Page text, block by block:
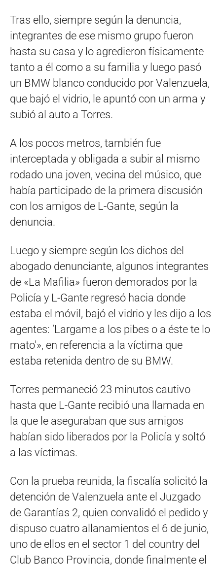
Tras ello, siempre según la denuncia,
integrantes de ese mismo grupo fueron
hasta su casa y lo agredieron físicamente
tanto a él como a su familia y luego pasó
un BMW blanco conducido por Valenzuela,
que bajó el vidrio, le apuntó con un arma y
subió al auto a Torres.
A los pocos metros, también fue
interceptada y obligada a subir al mismo
rodado una joven, vecina del músico, que
había participado de la primera discusión
con los amigos de L-Gante, según la
denuncia.
Luego y siempre según los dichos del
abogado denunciante, algunos integrantes
de «La Mafilia» fueron demorados por la
Policía y L-Gante regresó hacia donde
estaba el móvil, bajó el vidrio y les dijo a los
agentes: ‘Largame a los pibes o a éste te lo
mato'», en referencia a la víctima que
estaba retenida dentro de su BMW.
Torres permaneció 23 minutos cautivo
hasta que L-Gante recibió una llamada en
la que le aseguraban que sus amigos
habían sido liberados por la Policía y soltó
a las víctimas.
Con la prueba reunida, la fiscalía solicitó la
detención de Valenzuela ante el Juzgado
de Garantías 2, quien convalidó el pedido y
dispuso cuatro allanamientos el 6 de junio,
uno de ellos en el sector 1 del country del
Club Banco Provincia, donde finalmente el